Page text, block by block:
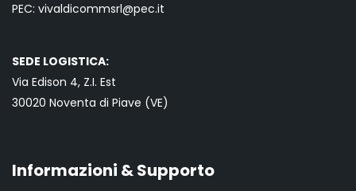
PEC: vivaldicommsrl@pec.it
SEDE LOGISTICA:
Via Edison 4, Z.I. Est
30020 Noventa di Piave (VE)
Informazioni & Supporto